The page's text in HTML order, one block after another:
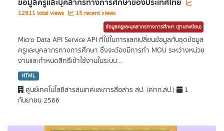
12911 total views 15 recent views
ข้อมูลครูและบุคลากรทางการศึกษา (ฐานทะเบียน)
Micro Data API Service API ที่ใช้ในการแลกเปลี่ยนข้อมูลกับชุดข้อมูล
ครูและบุคลากรทางการศึกษา ซึ่งจะต้องมีการทำ MOU ระหว่างหน่วย
งานและกำหนดสิทธิ์เข้าใช้งานในระบบ...
HTML
ศูนย์เทคโนโลยีสารสนเทศและการสื่อสาร สป. (ศทก.สป.)
1
กันยายน 2566